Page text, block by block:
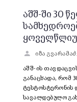
აშშ-ში 30
იზა
აშშ-ის
განაცხადა, რომ
ტესტოსტერონის
სავალდებულო